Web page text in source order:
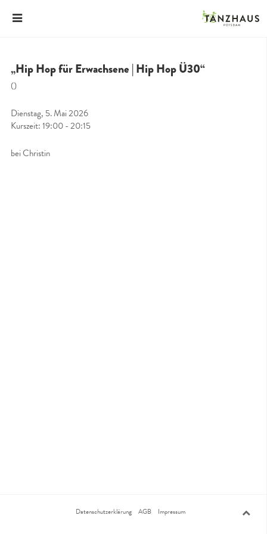
„Hip Hop für Erwachsene | Hip Hop Ü30“
()
Dienstag, 5. Mai 2026
Kurszeit: 19:00 - 20:15
bei Christin
Datenschutzerklärung AGB Impressum